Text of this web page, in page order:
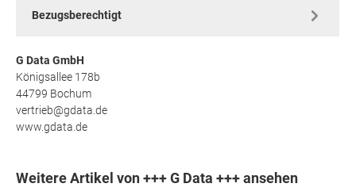
Bezugsberechtigt
G Data GmbH
Königsallee 178b
44799 Bochum
vertrieb@gdata.de
www.gdata.de
Weitere Artikel von +++ G Data +++ ansehen